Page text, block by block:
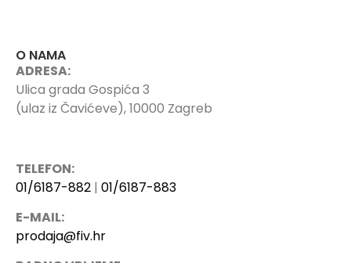
O NAMA
ADRESA:
Ulica grada Gospića 3
(ulaz iz Čavićeve), 10000 Zagreb
TELEFON:
01/6187-882 | 01/6187-883
E-MAIL:
prodaja@fiv.hr